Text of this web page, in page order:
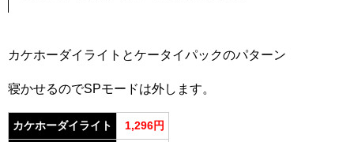
カケホーダイライトとケータイパックのパターン
寝かせるのでSPモードは外します。
カケホーダイライト 1,296円